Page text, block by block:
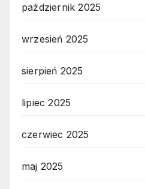
październik 2025
wrzesień 2025
sierpień 2025
lipiec 2025
czerwiec 2025
maj 2025